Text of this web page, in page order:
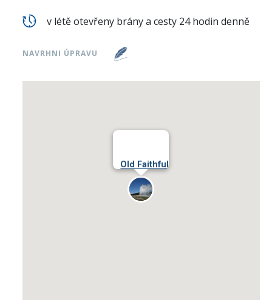
v létě otevřeny brány a cesty 24 hodin denně
NAVRHNI ÚPRAVU
Old Faithful